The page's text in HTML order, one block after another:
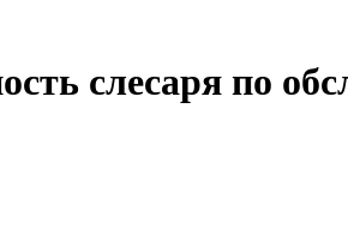
слесаря по